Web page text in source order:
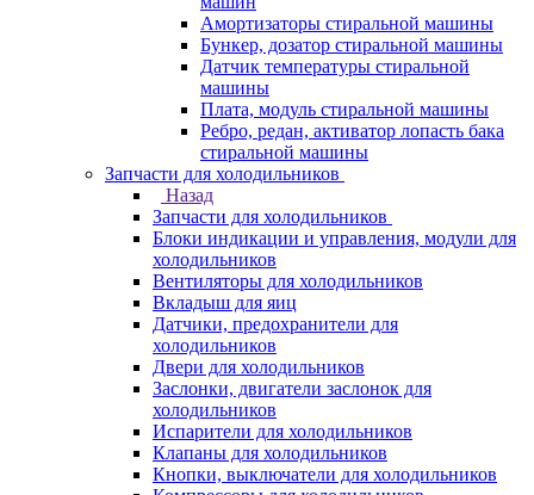
Амортизаторы стиральной машины
Бункер, дозатор стиральной машины
Датчик температуры стиральной
машины
Плата, модуль стиральной машины
Ребро, редан, активатор лопасть бака
стиральной машины
Запчасти для холодильников
Назад
Запчасти для холодильников
Блоки индикации и управления, модули для
холодильников
Вентиляторы для холодильников
Вкладыш для яиц
Датчики, предохранители для
холодильников
Двери для холодильников
Заслонки, двигатели заслонок для
холодильников
Испарители для холодильников
Клапаны для холодильников
Кнопки, выключатели для холодильников